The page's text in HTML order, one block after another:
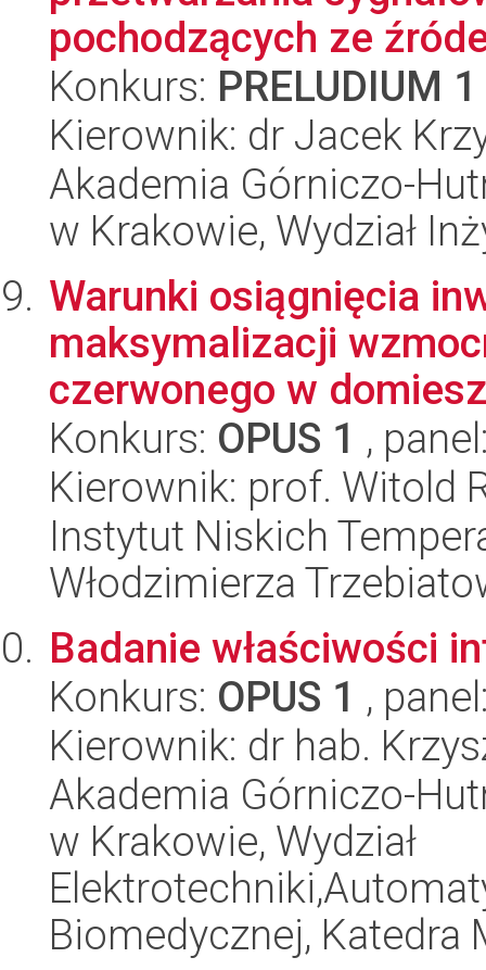
pochodzących ze
Konkurs: PRELUDIUM 1
Kierownik: dr Jacek
Akademia Górniczo-
w Krakowie, Wydział
Warunki osiągnięcia
maksymalizacji
czerwonego w
Konkurs: OPUS 1 ,
Kierownik: prof. Witold
Instytut Niskich
Włodzimierza
Badanie właściwości
Konkurs: OPUS 1 ,
Kierownik: dr hab.
Akademia Górniczo-
w Krakowie, Wydział
Biomedycznej,